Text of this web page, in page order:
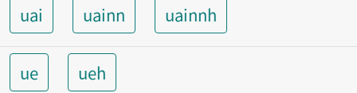
uai uainn uainnh
ue ueh